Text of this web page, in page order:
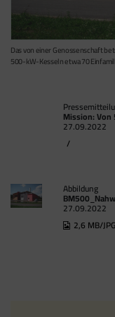
Das von einer Genossenschaft
500-kW-Kesseln etwa 70
Mission: Von
27.09.2022
/
Abbildung
27.09.2022
2,6 MB/JPG